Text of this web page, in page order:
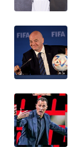
WAHANA
TV
WAHANANEWS
ID
WAHANANEWS
CO ID